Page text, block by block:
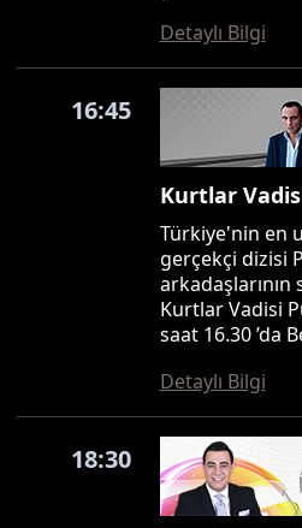
Detaylı Bilgi
16:45
Kurtlar
Türkiye'nin en
gerçekçi dizisi
Kurtlar Vadisi
saat 16.30 ’da
Detaylı Bilgi
18:30